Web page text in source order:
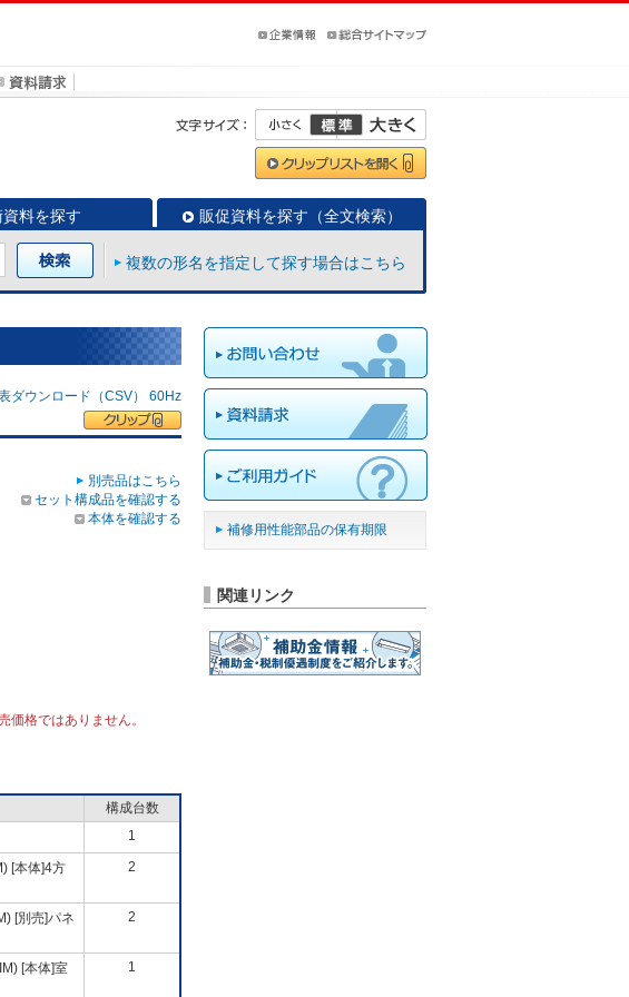
料を探す 販促資料を探す（全文検索）
複数の形名を指定して探す場合はこちら
ダウンロード（CSV） 60Hz
別売品はこちら
セット構成品を確認する
本体を確認する
格ではありません。
構成台数
1
[本体]4方
2
[別売]パネ
2
[本体]室
1
補修用性能部品の保有期限
関連リンク